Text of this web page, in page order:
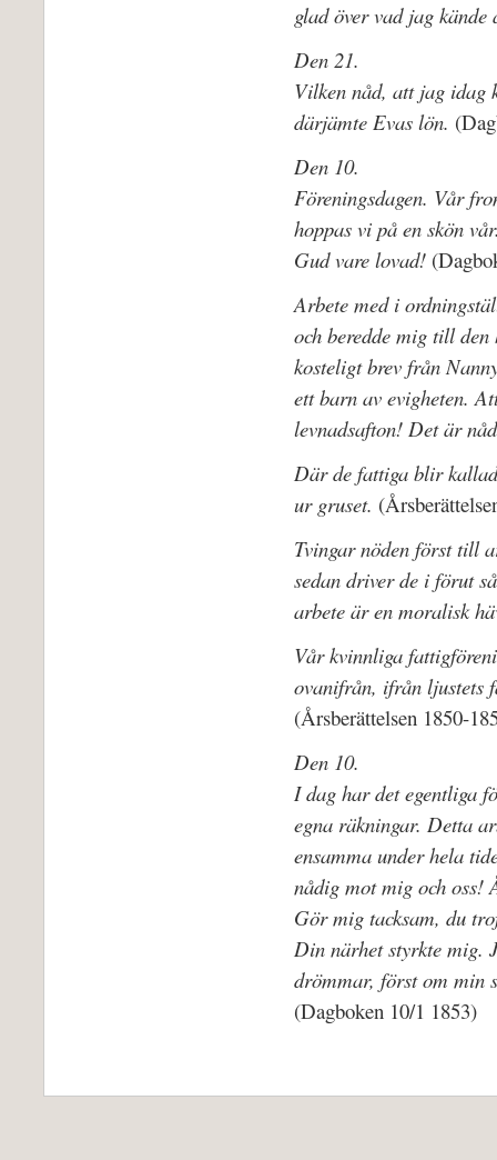
glad över vad jag
Den 21.
Vilken nåd, att jag idag
därjämte Evas lön.
Den 10.
Föreningsdagen. Vår
hoppas vi på en skön
Gud vare lovad!
Arbete med i
och beredde mig till den
kosteligt brev från
ett barn av evigheten.
levnadsafton! Det är
Där de fattiga blir
ur gruset.
Tvingar nöden först till
sedan driver de i förut
arbete är en moralisk
Vår kvinnliga
ovanifrån, ifrån ljustets
(Årsberättelsen 1850-
Den 10.
I dag har det egentliga
egna räkningar. Detta
ensamma under hela
nådig mot mig och oss!
Gör mig tacksam, du
Din närhet styrkte mig.
drömmar, först om min
(Dagboken 10/1 1853)